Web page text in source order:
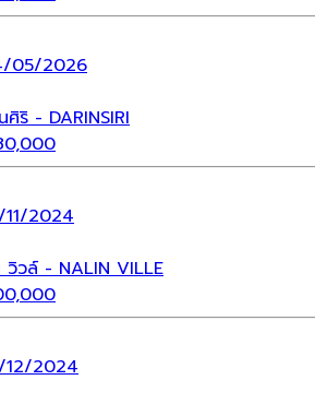
05/2026
ริ - DARINSIRI
11/2024
วิวล์ - NALIN VILLE
12/2024